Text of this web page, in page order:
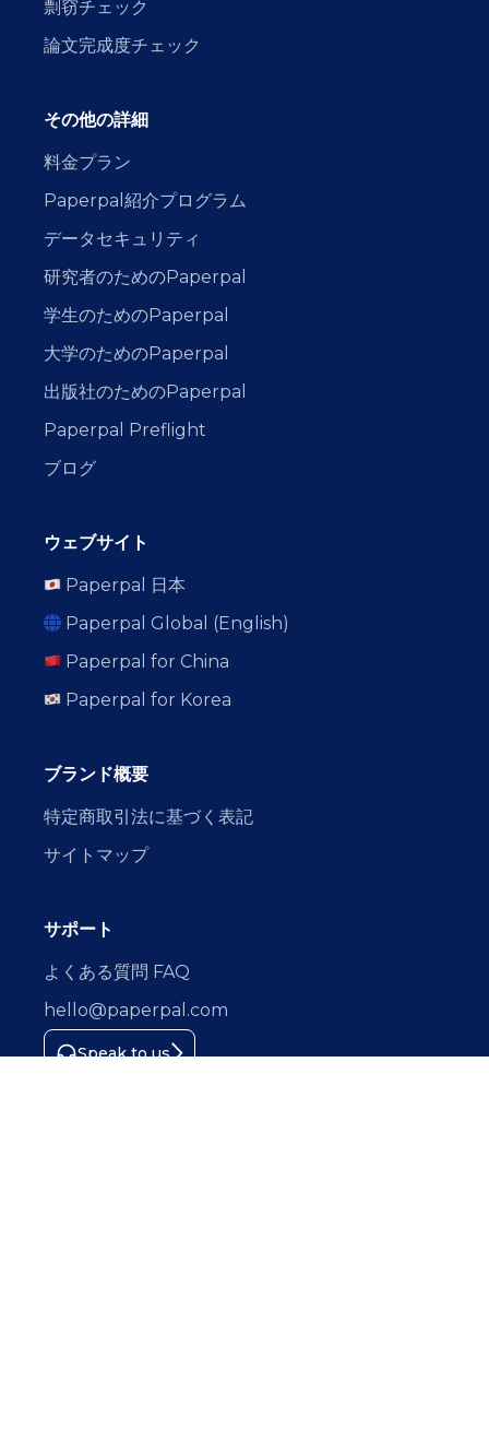
剽窃チェック
論文完成度チェック
その他の詳細
料金プラン
Paperpal紹介プログラム
データセキュリティ
研究者のためのPaperpal
学生のためのPaperpal
大学のためのPaperpal
出版社のためのPaperpal
Paperpal Preflight
ブログ
ウェブサイト
Paperpal 日本
Paperpal Global (English)
Paperpal for China
Paperpal for Korea
ブランド概要
特定商取引法に基づく表記
サイトマップ
サポート
よくある質問 FAQ
hello@paperpal.com
Speak to us